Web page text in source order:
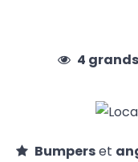
4
Bumperset